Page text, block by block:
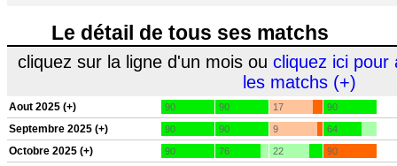
Le détail de tous ses matchs
cliquez sur la ligne d'un mois ou cliquez ici pour
les matchs (+)
Aout 2025 (+) 90 90 17 90
Septembre 2025 (+) 90 90 9 64
Octobre 2025 (+) 90 76 22 90